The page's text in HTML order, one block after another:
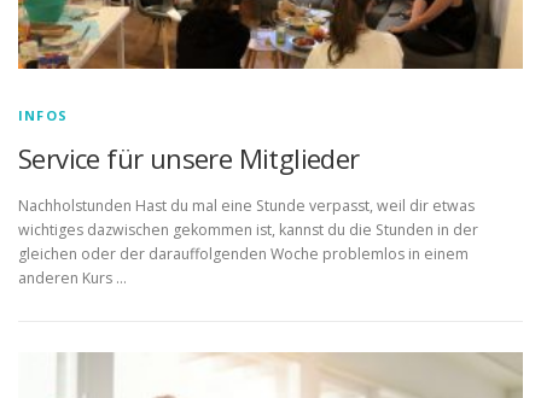
INFOS
Service für unsere Mitglieder
Nachholstunden Hast du mal eine Stunde verpasst, weil dir etwas
wichtiges dazwischen gekommen ist, kannst du die Stunden in der
gleichen oder der darauffolgenden Woche problemlos in einem
anderen Kurs …